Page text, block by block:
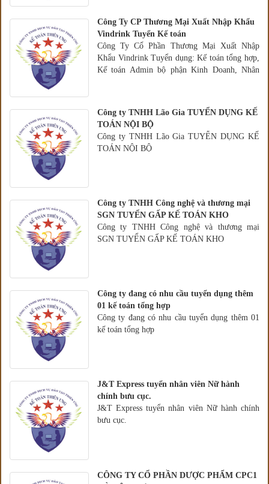
Công Ty CP Thương Mại Xuất Nhập Khẩu
Vindrink Tuyển Kế toán
Công Ty Cổ Phần Thương Mại Xuất Nhập
Khẩu Vindrink Tuyển dụng: Kế toán tổng hợp,
Kế toán Admin bộ phận Kinh Doanh, Nhân
Công ty TNHH Lão Gia TUYỂN DỤNG KẾ
TOÁN NỘI BỘ
Công ty TNHH Lão Gia TUYỂN DỤNG KẾ
TOÁN NỘI BỘ
Công ty TNHH Công nghệ và thương mại
SGN TUYỂN GẤP KẾ TOÁN KHO
Công ty TNHH Công nghệ và thương mại
SGN TUYỂN GẤP KẾ TOÁN KHO
Công ty đang có nhu cầu tuyển dụng thêm
01 kế toán tổng hợp
Công ty đang có nhu cầu tuyển dụng thêm 01
kế toán tổng hợp
J&T Express tuyển nhân viên Nữ hành
chính bưu cục.
J&T Express tuyển nhân viên Nữ hành chính
bưu cục.
CÔNG TY CỔ PHẦN DƯỢC PHẨM CPC1